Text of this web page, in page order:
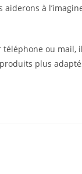
à
ou mail,
plus